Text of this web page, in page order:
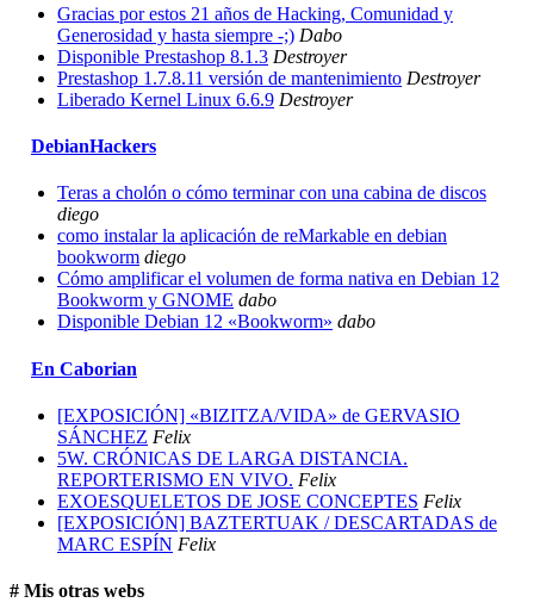
Gracias por estos 21 años de Hacking, Comunidad y
Generosidad y hasta siempre -;) Dabo
Disponible Prestashop 8.1.3 Destroyer
Prestashop 1.7.8.11 versión de mantenimiento Destroyer
Liberado Kernel Linux 6.6.9 Destroyer
DebianHackers
Teras a cholón o cómo terminar con una cabina de discos
diego
como instalar la aplicación de reMarkable en debian
bookworm diego
Cómo amplificar el volumen de forma nativa en Debian 12
Bookworm y GNOME dabo
Disponible Debian 12 «Bookworm» dabo
En Caborian
[EXPOSICIÓN] «BIZITZA/VIDA» de GERVASIO
SÁNCHEZ Felix
5W. CRÓNICAS DE LARGA DISTANCIA.
REPORTERISMO EN VIVO. Felix
EXOESQUELETOS DE JOSE CONCEPTES Felix
[EXPOSICIÓN] BAZTERTUAK / DESCARTADAS de
MARC ESPÍN Felix
# Mis otras webs